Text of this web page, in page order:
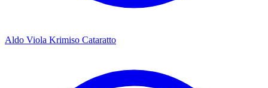
Aldo Viola Krimiso Cataratto